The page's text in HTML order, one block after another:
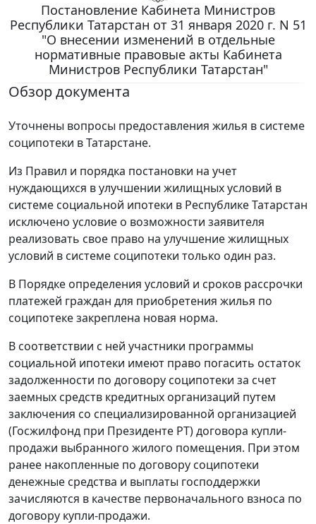
Постановление Кабинета Министров
Республики Татарстан от 31 января 2020 г. N 51
"О внесении изменений в отдельные
нормативные правовые акты Кабинета
Министров Республики Татарстан"
Обзор документа
Уточнены вопросы предоставления жилья в системе
соципотеки в Татарстане.
Из Правил и порядка постановки на учет
нуждающихся в улучшении жилищных условий в
системе социальной ипотеки в Республике Татарстан
исключено условие о возможности заявителя
реализовать свое право на улучшение жилищных
условий в системе соципотеки только один раз.
В Порядке определения условий и сроков рассрочки
платежей граждан для приобретения жилья по
соципотеке закреплена новая норма.
В соответствии с ней участники программы
социальной ипотеки имеют право погасить остаток
задолженности по договору соципотеки за счет
заемных средств кредитных организаций путем
заключения со специализированной организацией
(Госжилфонд при Президенте РТ) договора купли-
продажи выбранного жилого помещения. При этом
ранее накопленные по договору соципотеки
денежные средства и выплаты господдержки
зачисляются в качестве первоначального взноса по
договору купли-продажи.